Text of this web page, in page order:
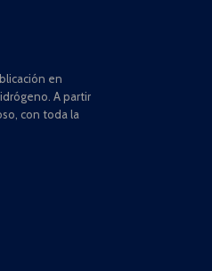
en
A partir
con toda la